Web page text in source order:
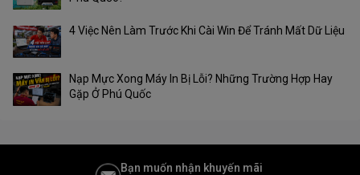
4 Việc Nên Làm Trước Khi Cài Win Để Tránh Mất Dữ Liệu
Nạp Mực Xong Máy In Bị Lỗi? Những Trường Hợp Hay
Gặp Ở Phú Quốc
Bạn muốn nhận khuyến mãi